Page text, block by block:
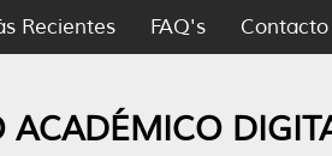
Recientes FAQ's Contacto
ACADÉMICO